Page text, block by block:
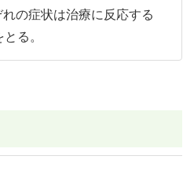
の症状は治療に反応する
る。